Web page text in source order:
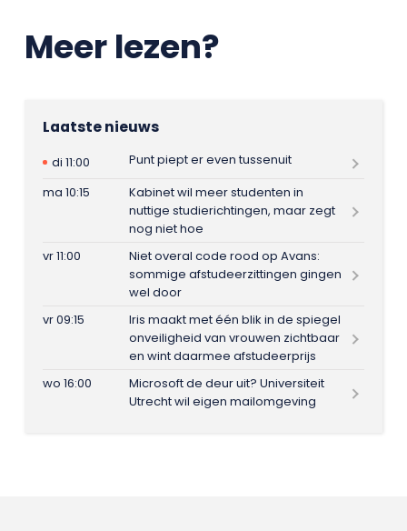
Meer lezen?
Laatste nieuws
di 11:00
Punt piept er even tussenuit
ma 10:15
Kabinet wil meer studenten in
nuttige studierichtingen, maar zegt
nog niet hoe
vr 11:00
Niet overal code rood op Avans:
sommige afstudeerzittingen gingen
wel door
vr 09:15
Iris maakt met één blik in de spiegel
onveiligheid van vrouwen zichtbaar
en wint daarmee afstudeerprijs
wo 16:00
Microsoft de deur uit? Universiteit
Utrecht wil eigen mailomgeving